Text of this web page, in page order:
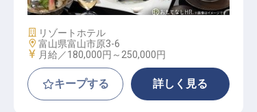
施設業態
リゾートホテル
勤務地
富山県富山市原3-6
給与
月給／180,000円～ 250,000円
キープする 詳しく見る